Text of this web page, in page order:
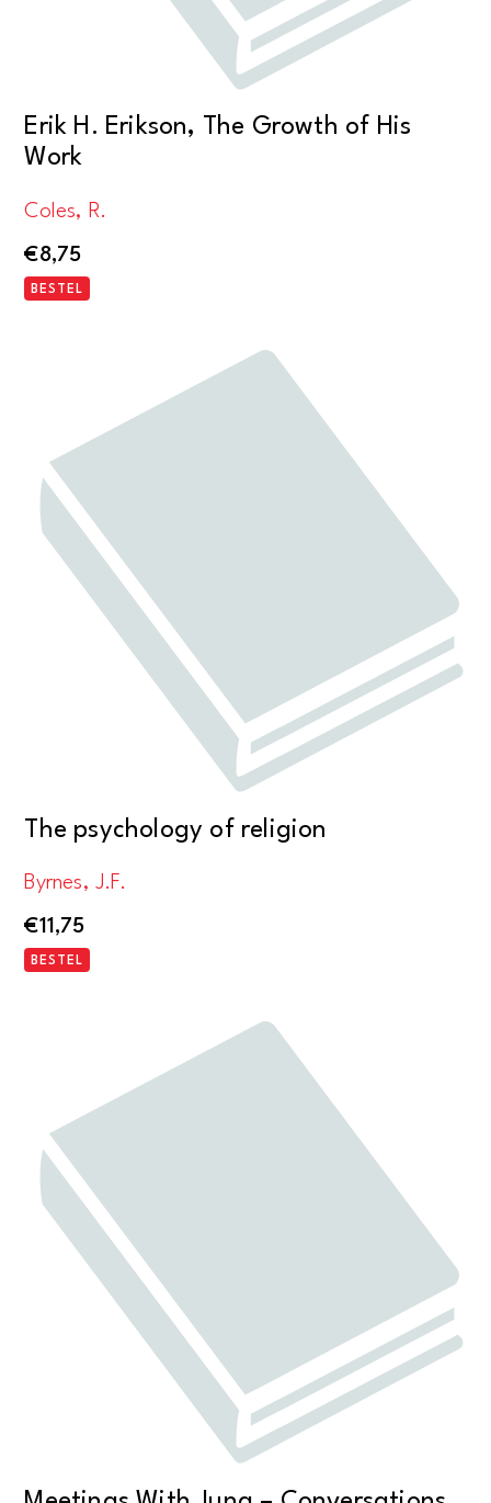
Erik H. Erikson, The Growth of His
Work
Coles, R.
€8,75
BESTEL
The psychology of religion
Byrnes, J.F.
€11,75
BESTEL